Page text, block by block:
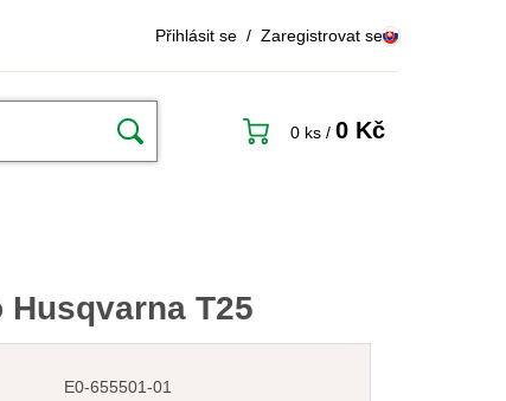
Přihlásit se / Zaregistrovat se
0 ks / 0 Kč
T25
E0-655501-01